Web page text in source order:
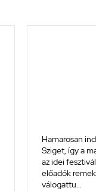
Hamarosan
Sziget, így a
az idei
előadók
válogattu...